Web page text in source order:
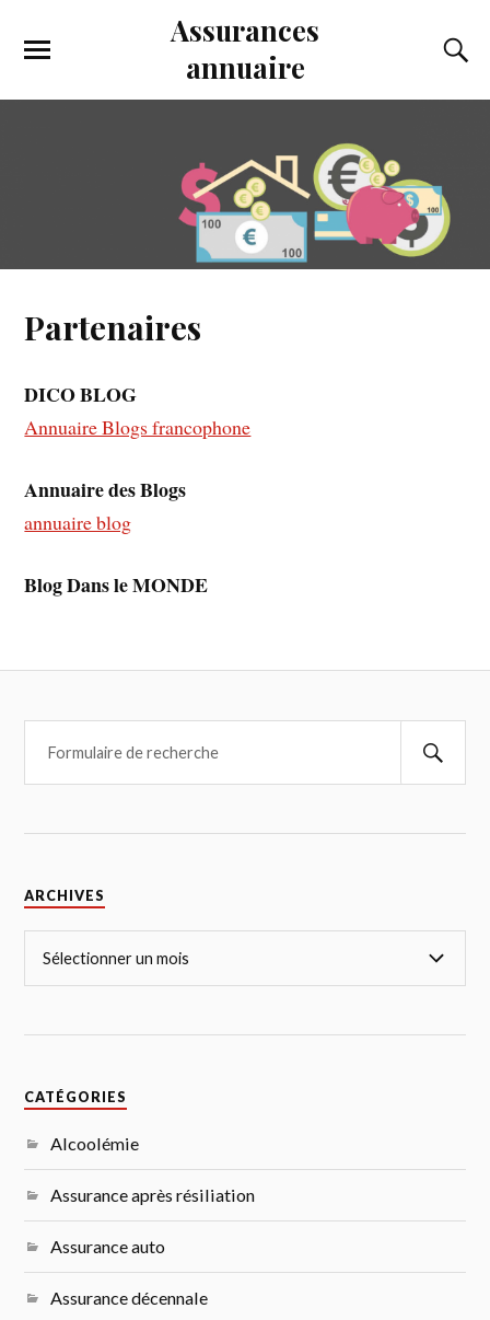
Assurances
annuaire
Partenaires
DICO BLOG
Annuaire Blogs francophone
Annuaire des Blogs
annuaire blog
Blog Dans le MONDE
ARCHIVES
CATÉGORIES
Alcoolémie
Assurance après résiliation
Assurance auto
Assurance décennale